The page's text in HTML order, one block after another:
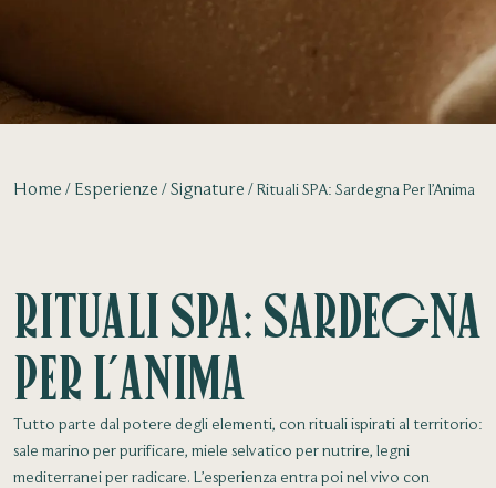
Home Esperienze Signature Rituali SPA: Sardegna Per l’Anima
Rituali SPA: Sardegna
Per l’Anima
Tutto parte dal potere degli elementi, con rituali ispirati al territorio:
sale marino per purificare, miele selvatico per nutrire, legni
mediterranei per radicare. L’esperienza entra poi nel vivo con